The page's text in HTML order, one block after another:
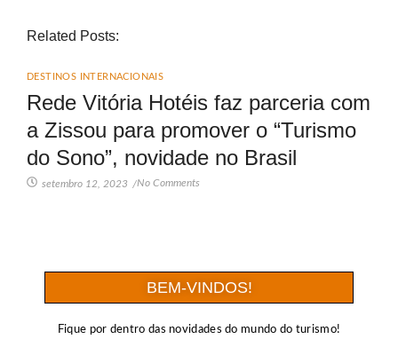
Related Posts:
DESTINOS INTERNACIONAIS
Rede Vitória Hotéis faz parceria com
a Zissou para promover o “Turismo
do Sono”, novidade no Brasil
setembro 12, 2023 /No Comments
BEM-VINDOS!
Fique por dentro das novidades do mundo do turismo!